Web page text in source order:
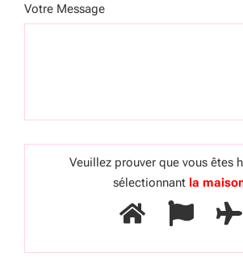
Votre Message
Veuillez prouver que vous êtes
sélectionnant la